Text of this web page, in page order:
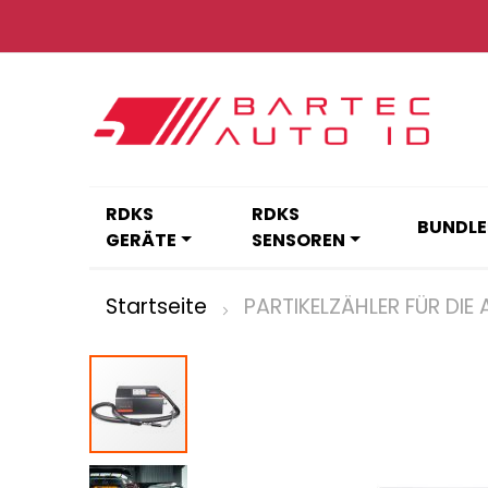
Inhalt
RDKS
GERÄTE
RDKS
SENSOREN
Startseite PARTIKELZÄHLER FÜR
Zum
Ende
der
springen